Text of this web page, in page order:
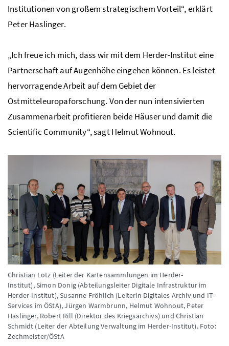
Institutionen von großem strategischem Vorteil“, erklärt
Peter Haslinger.
„Ich freue ich mich, dass wir mit dem Herder-Institut eine
Partnerschaft auf Augenhöhe eingehen können. Es leistet
hervorragende Arbeit auf dem Gebiet der
Ostmitteleuropaforschung. Von der nun intensivierten
Zusammenarbeit profitieren beide Häuser und damit die
Scientific Community“, sagt Helmut Wohnout.
Christian Lotz (Leiter der Kartensammlungen im Herder-
Institut), Simon Donig (Abteilungsleiter Digitale Infrastruktur im
Herder-Institut), Susanne Fröhlich (Leiterin Digitales Archiv und IT-
Services im ÖStA), Jürgen Warmbrunn, Helmut Wohnout, Peter
Haslinger, Robert Rill (Direktor des Kriegsarchivs) und Christian
Schmidt (Leiter der Abteilung Verwaltung im Herder-Institut). Foto:
Zechmeister/ÖStA